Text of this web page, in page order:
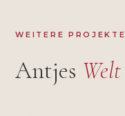
WEITERE PROJEKTE
Antjes Welt